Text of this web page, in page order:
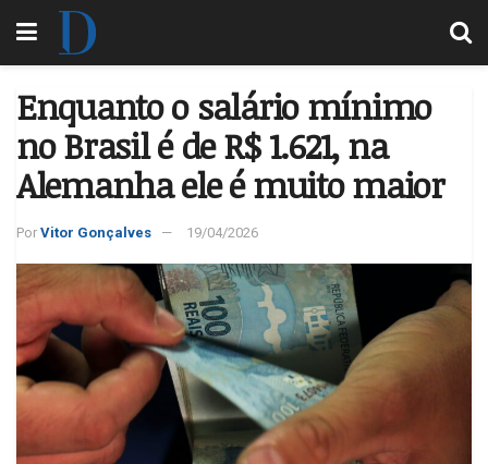
Enquanto o salário mínimo
no Brasil é de R$ 1.621, na
Alemanha ele é muito maior
Por Vitor Gonçalves 19/04/2026